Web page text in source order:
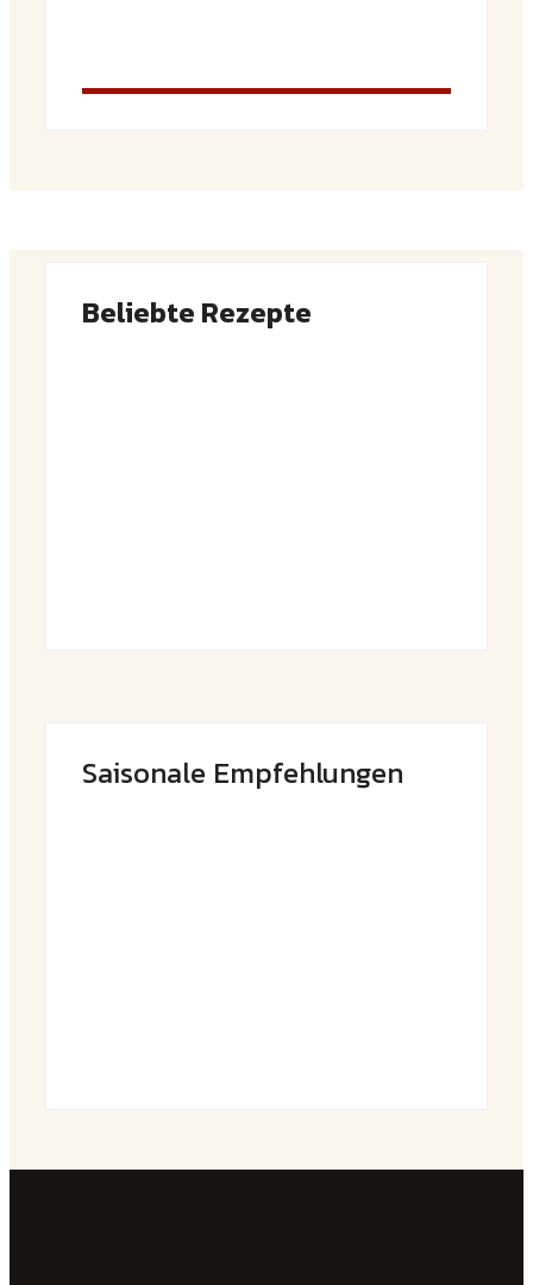
Beliebte Rezepte
Saisonale Empfehlungen